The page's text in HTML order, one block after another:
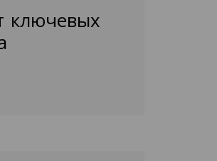
ключевых